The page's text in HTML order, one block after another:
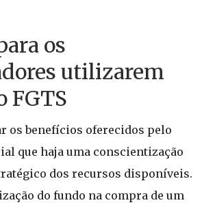
os
utilizarem
FGTS
os benefícios oferecidos pelo
que haja uma conscientização
dos recursos disponíveis.
do fundo na compra de um